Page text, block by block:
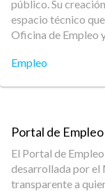
público. Su
espacio técnico
Oficina de Empleo
Empleo
Portal de Empleo
El Portal de
desarrollada por el
transparente a